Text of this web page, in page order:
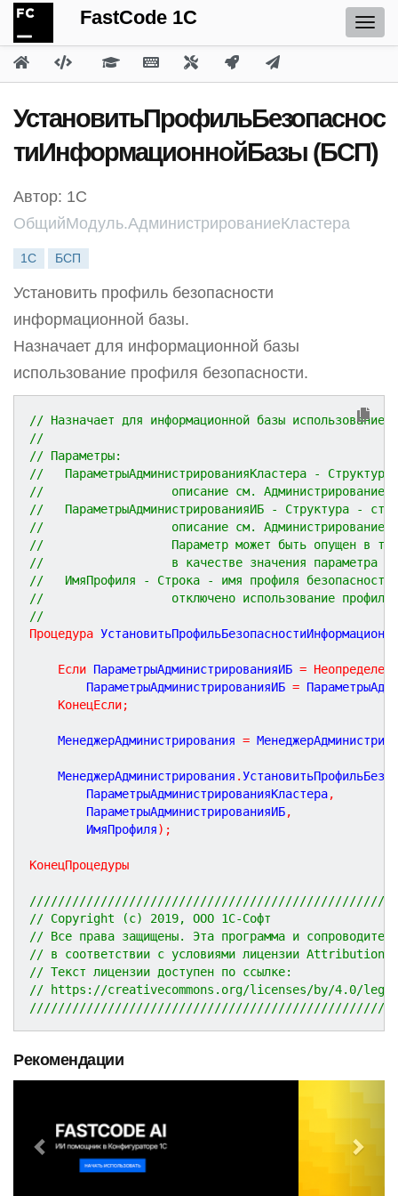
FastCode 1C
УстановитьПрофильБезопаснос
тиИнформационнойБазы (БСП)
Автор: 1С
ОбщийМодуль.АдминистрированиеКластера
1С БСП
Установить профиль безопасности
информационной базы.
Назначает для информационной базы
использование профиля безопасности.
// Назначает для информационной базы использование
//
// Параметры:
//   ПараметрыАдминистрированияКластера -
//                  описание см.
//   ПараметрыАдминистрированияИБ - Структура -
//                  описание см.
//                  Параметр может быть опущен в том
//                  в качестве значения параметра
//   ИмяПрофиля - Строка - имя профиля
//                  отключено использование профиля
//
Процедура
Если ПараметрыАдминистрированияИБ = Неопределено
		ПараметрыАдминистрированияИБ
=
КонецЕсли;
	МенеджерАдминистрирования
=
	МенеджерАдминистрирования
.
		ПараметрыАдминистрированияКластера
,
		ПараметрыАдминистрированияИБ
,
		ИмяПрофиля
) ;
КонецПроцедуры
// Copyright (c) 2019, ООО 1С-Софт
// Все права защищены. Эта программа и
// в соответствии с условиями лицензии
// Текст лицензии доступен по ссылке:
// https://creativecommons.org/licenses/by/4.0/
Рекомендации
e
N
x